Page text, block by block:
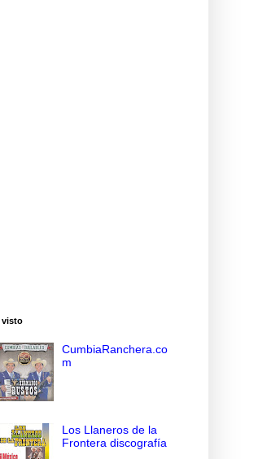
visto
CumbiaRanchera.co
m
Los Llaneros de la
Frontera discografía